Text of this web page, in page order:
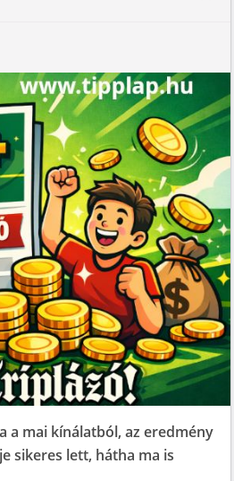
a mai kínálatból, az eredmény
sikeres lett, hátha ma is